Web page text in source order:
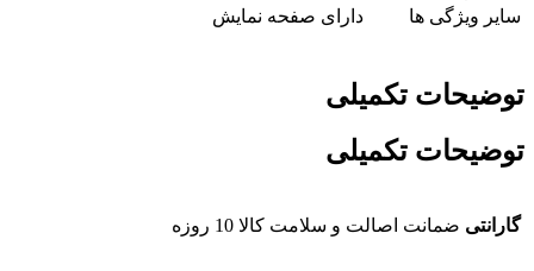
سایر ویژگی ها
دارای صفحه نمایش
توضیحات تکمیلی
توضیحات تکمیلی
گارانتی ضمانت اصالت و سلامت کالا 10 روزه